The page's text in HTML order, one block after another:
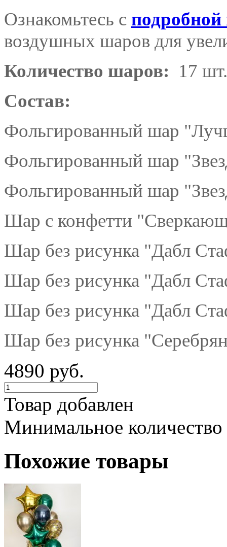
Ознакомьтесь с
воздушных шаров для
Количество шаров: 17 шт.
Состав:
Фольгированный шар
Фольгированный шар
Фольгированный шар
Шар с конфетти
Шар без рисунка "Дабл
Шар без рисунка "Дабл
Шар без рисунка "Дабл
Шар без рисунка
4890 руб.
Товар добавлен
Минимальное
Похожие товары